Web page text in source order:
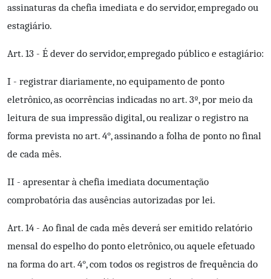
assinaturas da chefia imediata e do servidor, empregado ou
estagiário.
Art. 13 - É dever do servidor, empregado público e estagiário:
I - registrar diariamente, no equipamento de ponto
eletrônico, as ocorrências indicadas no art. 3º, por meio da
leitura de sua impressão digital, ou realizar o registro na
forma prevista no art. 4°, assinando a folha de ponto no final
de cada mês.
II - apresentar à chefia imediata documentação
comprobatória das ausências autorizadas por lei.
Art. 14 - Ao final de cada mês deverá ser emitido relatório
mensal do espelho do ponto eletrônico, ou aquele efetuado
na forma do art. 4°, com todos os registros de frequência do